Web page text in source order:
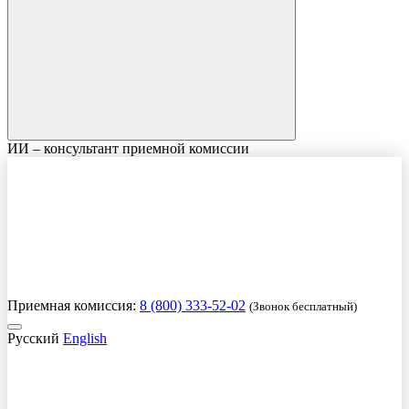
ИИ – консультант приемной комиссии
Приемная комиссия: 8 (800) 333-52-02 (Звонок бесплатный)
Русский English